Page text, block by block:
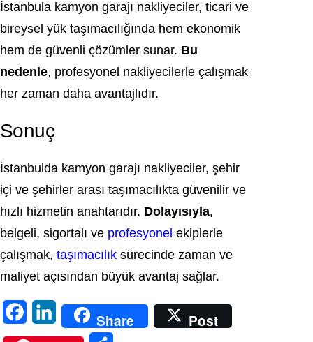
İstanbula kamyon garajı nakliyeciler, ticari ve
bireysel yük taşımacılığında hem ekonomik
hem de güvenli çözümler sunar. Bu
nedenle, profesyonel nakliyecilerle çalışmak
her zaman daha avantajlıdır.
Sonuç
İstanbulda kamyon garajı nakliyeciler, şehir
içi ve şehirler arası taşımacılıkta güvenilir ve
hızlı hizmetin anahtarıdır. Dolayısıyla,
belgeli, sigortalı ve profesyonel ekiplerle
çalışmak, taşımacılık sürecinde zaman ve
maliyet açısından büyük avantaj sağlar.
a
i
Share
Post